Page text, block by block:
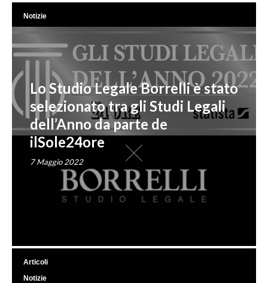
Notizie
Lo Studio Legale Borrelli è stato
selezionato tra gli Studi Legali
dell’Anno da parte de
ilSole24ore
7 Maggio 2022
Articoli
Notizie